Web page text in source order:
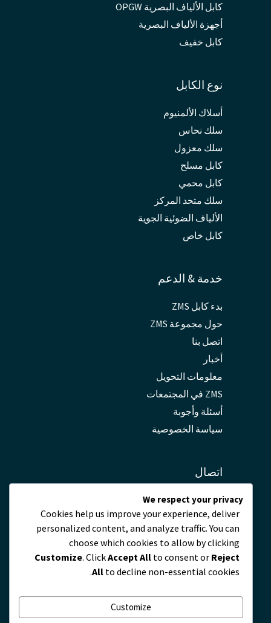
كابل الألياف البصرية OPGW
أجهزة الألياف البصرية
كابل خفيف
نوع الكابل
أسلاك الألمنيوم
سلك نحاس
سلك معزول
كابل مسلح
كابل محمي
سلك متحد المركز
الألياف الضوئية الجوية
كابل خاص
خدمة & الدعم
بدء كابل ZMS
حول مجموعة ZMS
اتصل بنا
أخبار
معلومات التحويل
ZMS في المجتمعات
أسئلة وأجوبة
سياسة الخصوصية
اتصال
servicio@zmscable.es
+86-371-67829333
+86 17303836349
بلازا دي كايكوان, تشنغتشو, الصين
We respect your privacy
Cookies help us improve your experience, deliver
personalized content, and analyze traffic. You can
choose which cookies to allow by clicking
Customize. ClickAccept All to consent or Reject
All to decline non-essential cookies.
Customize